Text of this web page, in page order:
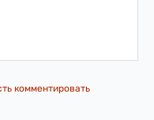
комментировать